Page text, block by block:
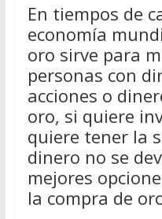
En tiempos de
economía
oro sirve para
personas con
acciones o
oro, si quiere
quiere tener la
dinero no se
mejores
la compra de